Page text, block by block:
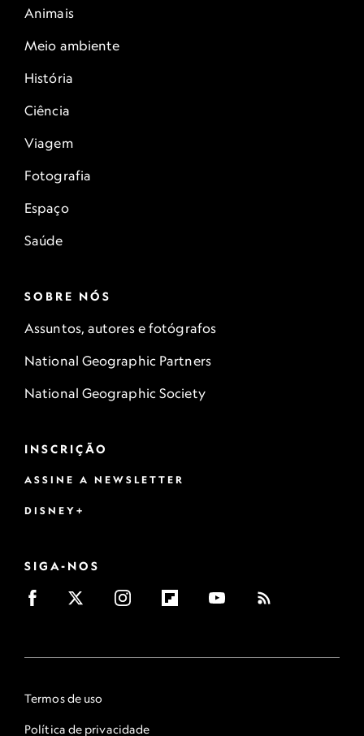
Animais
Meio ambiente
História
Ciência
Viagem
Fotografia
Espaço
Saúde
SOBRE NÓS
Assuntos, autores e fotógrafos
National Geographic Partners
National Geographic Society
INSCRIÇÃO
ASSINE A NEWSLETTER
DISNEY+
SIGA-NOS
Termos de uso
Política de privacidade